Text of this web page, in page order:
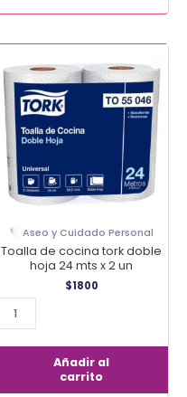
Aseo y Cuidado Personal
Toalla de cocina tork doble
hoja 24 mts x 2 un
$1800
de
cocina
tork
doble
hoja
24
mts
cantidad
Añadir al
carrito